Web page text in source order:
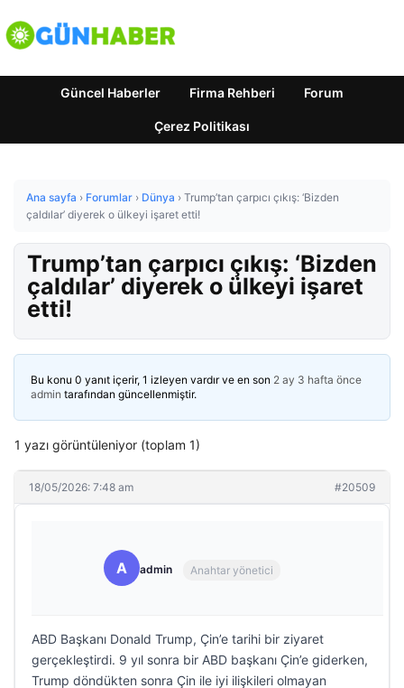
Güncel Haberler Firma Rehberi Forum
Çerez Politikası
Ana sayfa › Forumlar › Dünya › Trump’tan çarpıcı çıkış: ‘Bizden
çaldılar’ diyerek o ülkeyi işaret etti!
Trump’tan çarpıcı çıkış: ‘Bizden
çaldılar’ diyerek o ülkeyi işaret
etti!
Bu konu 0 yanıt içerir, 1 izleyen vardır ve en son 2 ay 3 hafta önce
admin tarafından güncellenmiştir.
1 yazı görüntüleniyor (toplam 1)
18/05/2026: 7:48 am #20509
A admin Anahtar yönetici
ABD Başkanı Donald Trump, Çin’e tarihi bir ziyaret
gerçekleştirdi. 9 yıl sonra bir ABD başkanı Çin’e giderken,
Trump döndükten sonra Çin ile iyi ilişkileri olmayan